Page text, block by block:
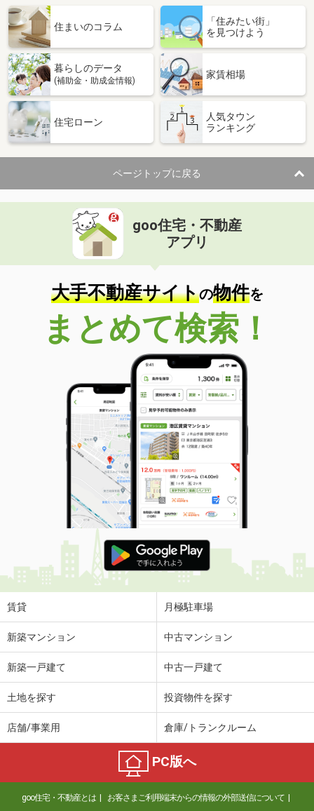
住まいのコラム
「住みたい街」
を見つけよう
暮らしのデータ
(補助金・助成金情報)
家賃相場
住宅ローン
人気タウン
ランキング
ページトップに戻る
goo住宅・不動産
アプリ
大手不動産サイトの物件を
まとめて検索！
賃貸 月極駐車場
新築マンション 中古マンション
新築一戸建て 中古一戸建て
土地を探す 投資物件を探す
店舗/事業用 倉庫/トランクルーム
PC版へ
goo住宅・不動産とは お客さまご利用端末からの情報の外部送信について